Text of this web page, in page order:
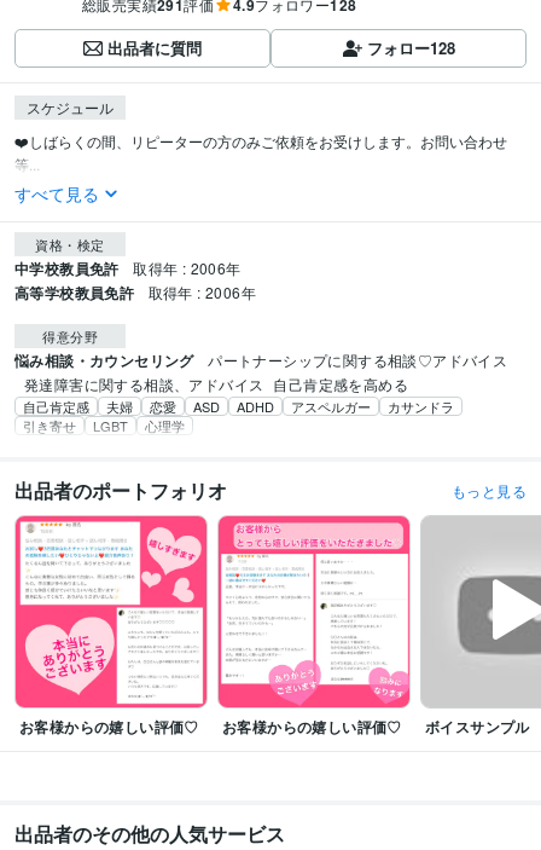
総販売実績291評価 4.9フォロワー128
出品者に質問 フォロー128
スケジュール
❤️しばらくの間、リピーターの方のみご依頼をお受けします。お問い合わせ
等...
すべて見る
資格・検定
中学校教員免許 取得年 : 2006年
高等学校教員免許 取得年 : 2006年
得意分野
悩み相談・カウンセリング
パートナーシップに関する相談♡アドバイス
発達障害に関する相談、アドバイス
自己肯定感を高める
自己肯定感 夫婦 恋愛 ASD ADHD アスペルガー
カサンドラ
引き寄せ
LGBT 心理学
出品者のポートフォリオ もっと見る
お客様からの嬉しい評価♡ お客様からの嬉しい評価♡ ボイスサンプル
出品者のその他の人気サービス